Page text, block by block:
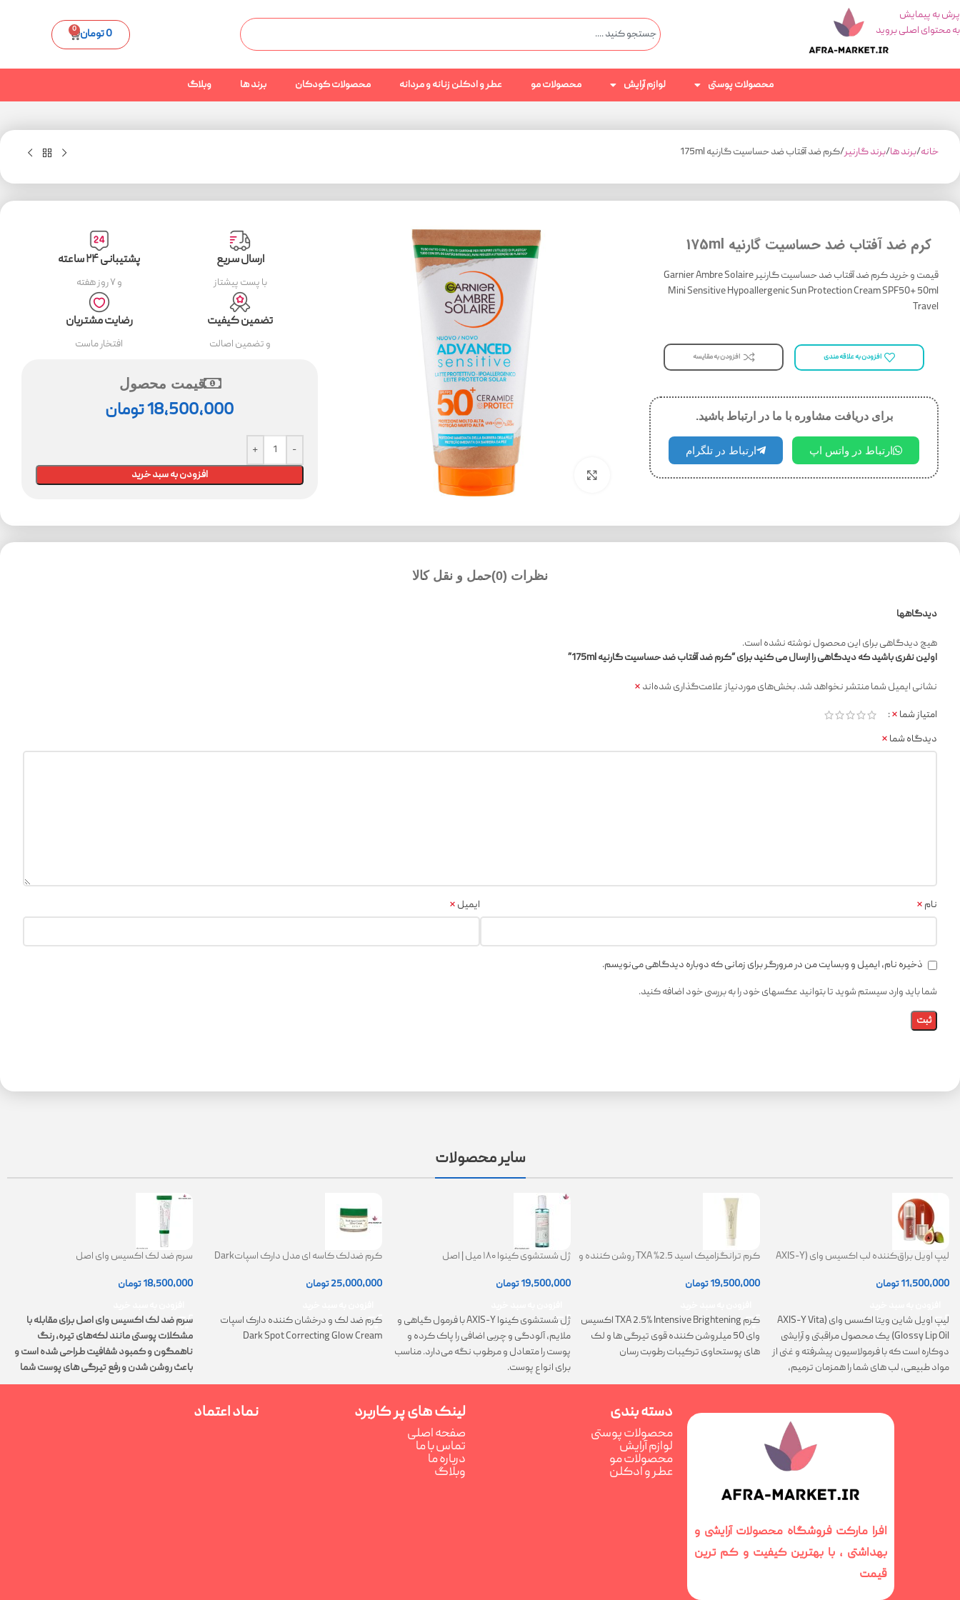
پرش به پیمایش
به محتوای اصلی بروید
0تومان 0
محصولات پوستی لوازم آرایش محصولات مو عطر و ادکلن زنانه و مردانه محصولات کودکان برند ها وبلاگ
خانه برند ها برند گارنیر کرم ضد آفتاب ضد حساسیت گارنیه 175ml
کرم ضد آفتاب ضد حساسیت گارنیه 175ml
قیمت و خرید کرم ضد آفتاب ضد حساسیت گارنیر Garnier Ambre Solaire
Mini Sensitive Hypoallergenic Sun Protection Cream SPF50+ 50ml
Travel
افزودن به علاقه مندی افزودن به مقایسه
برای دریافت مشاوره با ما در ارتباط باشید.
ارتباط در واتس اپ ارتباط در تلگرام
ارسال سریع
با پست پیشتاز
پشتیبانی ۲۴ ساعته
و ۷ روز هفته
تضمین کیفیت
و تضمین اصالت
رضایت مشتریان
افتخار ماست
قیمت محصول
18,500,000تومان
افزودن به سبد خرید
نظرات (0) حمل و نقل کالا
دیدگاهها
هیچ دیدگاهی برای این محصول نوشته نشده است.
اولین نفری باشید که دیدگاهی را ارسال می کنید برای “کرم ضد آفتاب ضد حساسیت گارنیه 175ml”
نشانی ایمیل شما منتشر نخواهد شد.بخش‌های موردنیاز علامت‌گذاری شده‌اند *
امتیاز شما *
دیدگاه شما *
نام * ایمیل *
ذخیره نام، ایمیل و وبسایت من در مرورگر برای زمانی که دوباره دیدگاهی می‌نویسم.
شما باید وارد سیستم شوید تا بتوانید عکسهای خود را به بررسی خود اضافه کنید.
سایر محصولات
لیپ اویل براق‌کننده لب اکسیس وای (AXIS-Y
11,500,000تومان
لیپ اویل شاین ویتا اکسس وای (AXIS-Y Vita
Glossy Lip Oil) یک محصول مراقبتی و آرایشی
دوکاره است که با فرمولاسیون پیشرفته و غنی از
مواد طبیعی، لب های شما را همزمان ترمیم،
تغذیه و فوق العاده درخشان می کند
کرم ترانگزامیک اسید 2.5% TXA روشن کننده و
19,500,000تومان
کرم TXA 2.5% Intensive Brightening اکسیس
وای 50 میلروشن کننده قوی تیرگی ها و لک
های پوستحاوی ترکیبات رطوبت رسان
ژل شستشوی کینوا ۱۸۰ میل | اصل
19,500,000تومان
ژل شستشوی کینوا AXIS-Y با فرمول گیاهی و
ملایم، آلودگی و چربی اضافی را پاک کرده و
پوست را متعادل و مرطوب نگه می‌دارد. مناسب
برای انواع پوست.
کرم ضدلک کاسه ای مدل دارک اسپاتDark
25,000,000تومان
کرم ضد لک و درخشان کننده دارک اسپات
Dark Spot Correcting Glow Cream
سرم ضد لک اکسیس وای اصل
18,500,000تومان
سرم ضد لک اکسیس وای اصل برای مقابله با
مشکلات پوستی مانند لکه‌های تیره، رنگ
ناهمگون و کمبود شفافیت طراحی شده است و
باعث روشن شدن و رفع تیرگی های پوست شما
می‌شود.
افرا مارکت فروشگاه محصولات آرایشی و
بهداشتی ، با بهترین کیفیت و کم ترین
قیمت
دسته بندی
محصولات پوستی
لوازم آرایش
محصولات مو
عطر و ادکلن
لینک های پر کاربرد
صفحه اصلی
تماس با ما
درباره ما
وبلاگ
نماد اعتماد